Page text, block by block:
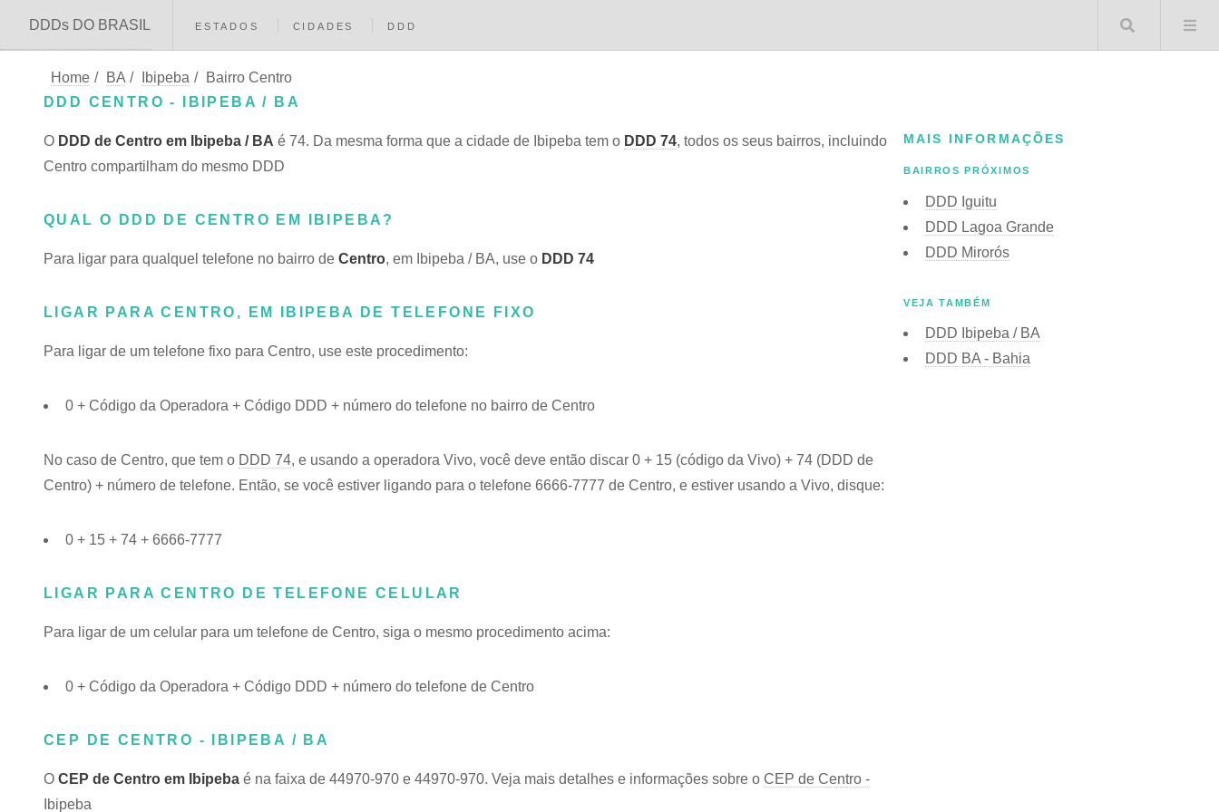
DDDs DO BRASIL ESTADOS CIDADES DDD Buscar
Home / BA / Ibipeba /
Bairro Centro
DDD CENTRO - IBIPEBA / BA
O DDD de Centro em Ibipeba / BA é 74. Da mesma forma que a cidade de Ibipeba tem o DDD 74, todos os seus bairros, incluindo
Centro compartilham do mesmo DDD
QUAL O DDD DE CENTRO EM IBIPEBA?
Para ligar para qualquel telefone no bairro de Centro, em Ibipeba / BA, use o DDD 74
LIGAR PARA CENTRO, EM IBIPEBA DE TELEFONE FIXO
Para ligar de um telefone fixo para Centro, use este procedimento:
0 + Código da Operadora + Código DDD + número do telefone no bairro de Centro
No caso de Centro, que tem o DDD 74, e usando a operadora Vivo, você deve então discar 0 + 15 (código da Vivo) + 74 (DDD de
Centro) + número de telefone. Então, se você estiver ligando para o telefone 6666-7777 de Centro, e estiver usando a Vivo, disque:
0 + 15 + 74 + 6666-7777
LIGAR PARA CENTRO DE TELEFONE CELULAR
Para ligar de um celular para um telefone de Centro, siga o mesmo procedimento acima:
0 + Código da Operadora + Código DDD + número do telefone de Centro
CEP DE CENTRO - IBIPEBA / BA
O CEP de Centro em Ibipeba é na faixa de 44970-970 e 44970-970. Veja mais detalhes e informações sobre o CEP de Centro -
Ibipeba
MAIS INFORMAÇÕES
BAIRROS PRÓXIMOS
DDD Iguitu
DDD Lagoa Grande
DDD Mirorós
VEJA TAMBÉM
DDD Ibipeba / BA
DDD BA - Bahia